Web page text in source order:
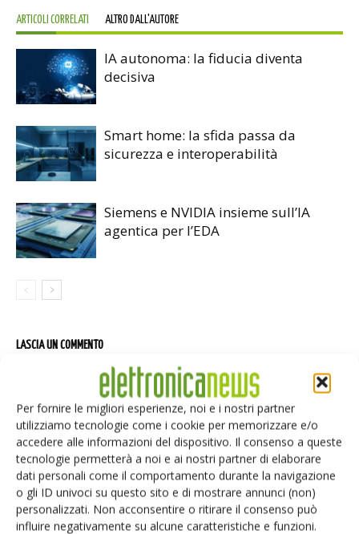
Per fornire le migliori esperienze, noi e i nostri partner
utilizziamo tecnologie come i cookie per memorizzare e/o
accedere alle informazioni del dispositivo. Il consenso a queste
tecnologie permetterà a noi e ai nostri partner di elaborare
dati personali come il comportamento durante la navigazione
o gli ID univoci su questo sito e di mostrare annunci (non)
personalizzati. Non acconsentire o ritirare il consenso può
influire negativamente su alcune caratteristiche e funzioni.
ARTICOLI CORRELATI ALTRO DALL'AUTORE
IA autonoma: la fiducia diventa
decisiva
Smart home: la sfida passa da
sicurezza e interoperabilità
Siemens e NVIDIA insieme sull’IA
agentica per l’EDA
LASCIA UN COMMENTO